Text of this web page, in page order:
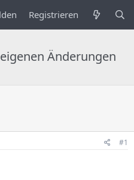
Registrieren
Änderungen
#1